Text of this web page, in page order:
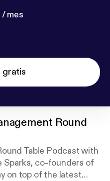
mes
gratis
Round
Table Podcast with
Sparks, co-founders of
on top of the latest